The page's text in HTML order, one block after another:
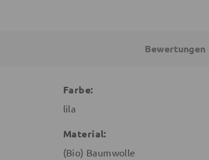
Bewertungen
Farbe:
lila
Material:
(Bio) Baumwolle